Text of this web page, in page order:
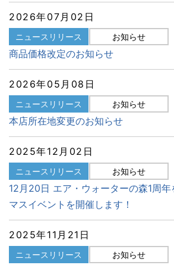
2026年07月02日
ニュースリリース お知らせ
商品価格改定のお知らせ
2026年05月08日
ニュースリリース お知らせ
本店所在地変更のお知らせ
2025年12月02日
ニュースリリース お知らせ
12月20日 エア・ウォーターの森1周
マスイベントを開催します！
2025年11月21日
ニュースリリース お知らせ